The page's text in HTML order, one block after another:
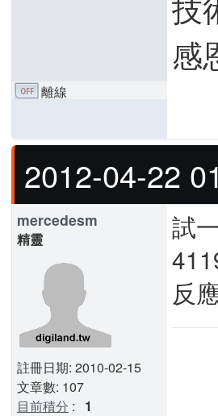
感
離線
2012-04-22
mercedesm
精靈
註冊日期: 2010-02-15
文章數: 107
目前積分 : 1
試
反